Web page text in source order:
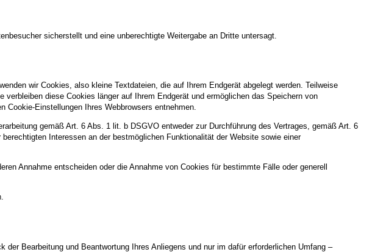
sicherstellt und eine unberechtigte Weitergabe an Dritte untersagt.
wir Cookies, also kleine Textdateien, die auf Ihrem Endgerät abgelegt werden. Teilweise
diese Cookies länger auf Ihrem Endgerät und ermöglichen das Speichern von
Cookie-Einstellungen Ihres Webbrowsers entnehmen.
gemäß Art. 6 Abs. 1 lit. b DSGVO entweder zur Durchführung des Vertrages, gemäß Art. 6
Interessen an der bestmöglichen Funktionalität der Website sowie einer
Annahme entscheiden oder die Annahme von Cookies für bestimmte Fälle oder generell
Bearbeitung und Beantwortung Ihres Anliegens und nur im dafür erforderlichen Umfang –